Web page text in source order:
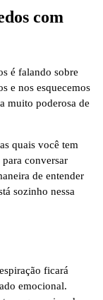
com
é falando sobre
e nos esquecemos
muito poderosa de
quais você tem
conversar
de entender
sozinho nessa
ficará
emocional.